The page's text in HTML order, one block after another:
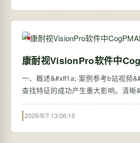
康耐视VisionPro软件中
一、概述&#xff1a; 案例参考b站视频&#xff1a;机器视觉VisionPro官方案例教程5高灵敏度算法使用_哔哩哔哩_bilibili 图像质量会对PatMax在图像中
查找特征的成功产生重大影响。清
2026/8/7 13:06:16